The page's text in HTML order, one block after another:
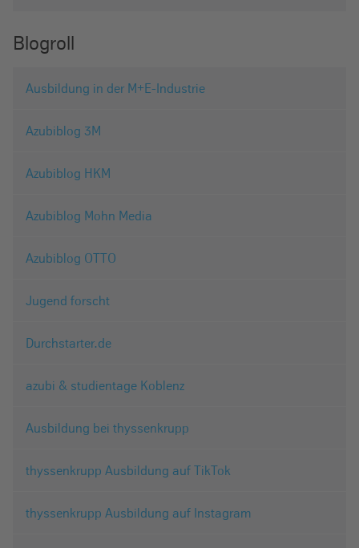
Blogroll
Ausbildung in der M+E-Industrie
Azubiblog 3M
Azubiblog HKM
Azubiblog Mohn Media
Azubiblog OTTO
Jugend forscht
Durchstarter.de
azubi & studientage Koblenz
Ausbildung bei thyssenkrupp
thyssenkrupp Ausbildung auf TikTok
thyssenkrupp Ausbildung auf Instagram